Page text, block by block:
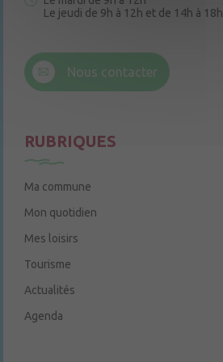
Le jeudi de 9h à 12h et de 14h à 18h
Nous contacter
RUBRIQUES
Ma commune
Mon quotidien
Mes loisirs
Tourisme
Actualités
Agenda